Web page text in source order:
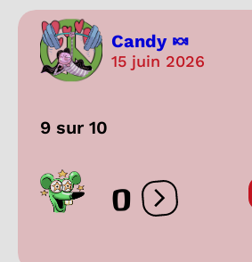
Candy 🍬
15 juin 2026
9 sur 10
0 Ouvrir les